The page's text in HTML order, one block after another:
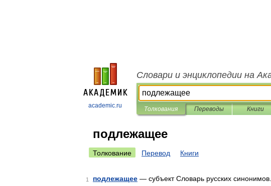
academic.ru
Словари и энциклопедии на
Толкования Переводы Книги
подлежащее
Толкование Перевод Книги
1 подлежащее — субъект Словарь русских